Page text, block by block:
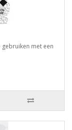
met een